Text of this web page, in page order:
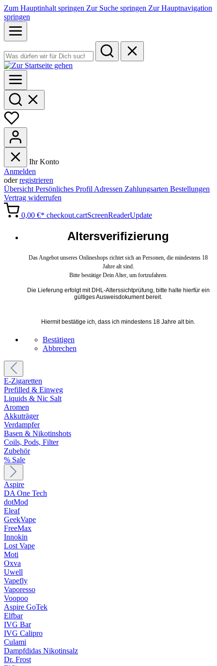
Zum Hauptinhalt springen Zur Suche springen Zur Hauptnavigation
springen
Ihr Konto
Anmelden
oderregistrieren
Übersicht Persönliches Profil Adressen Zahlungsarten Bestellungen
Vertrag widerrufen
0,00 €* checkout.cartScreenReaderUpdate
Altersverifizierung
Das Angebot unseres Onlineshops richtet sich an Personen, die mindestens 18
Jahre alt sind.
Bitte bestätige Dein Alter, um fortzufahren.
Die Lieferung erfolgt mit DHL-Alterssichtprüfung, bitte halte hierfür ein
gültiges Ausweisdokument bereit.
Hiermit bestätige ich, dass ich mindestens 18 Jahre alt bin.
Bestätigen
Abbrechen
E-Zigaretten
Prefilled & Einweg
Liquids & Nic Salt
Aromen
Akkuträger
Verdampfer
Basen & Nikotinshots
Coils, Pods, Filter
Zubehör
% Sale
Aspire
DA One Tech
dotMod
Eleaf
GeekVape
FreeMax
Innokin
Lost Vape
Moti
Oxva
Uwell
Vapefly
Vaporesso
Voopoo
Aspire GoTek
Elfbar
IVG Bar
IVG Calipro
Culami
Dampfdidas Nikotinsalz
Dr. Frost